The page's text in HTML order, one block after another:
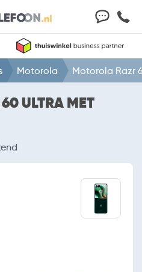
Motorola Motorola Razr
ULTRA MET